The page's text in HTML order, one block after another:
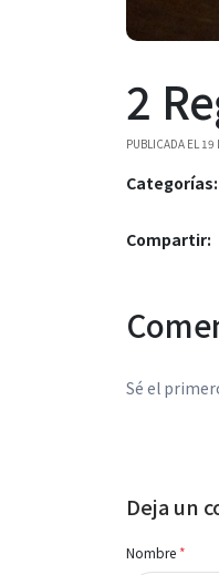
2
PUBLICADA EL
Categorías:
Compartir:
Sé el
Deja un
Nombre *